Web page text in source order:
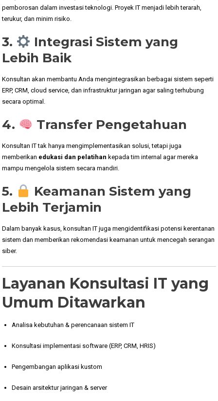
pemborosan dalam investasi teknologi. Proyek IT menjadi lebih terarah,
terukur, dan minim risiko.
3.
Integrasi Sistem yang
Lebih Baik
Konsultan akan membantu Anda mengintegrasikan berbagai sistem seperti
ERP, CRM, cloud service, dan infrastruktur jaringan agar saling terhubung
secara optimal.
4. Transfer Pengetahuan
Konsultan IT tak hanya mengimplementasikan solusi, tetapi juga
memberikan edukasi dan pelatihan kepada tim internal agar mereka
mampu mengelola sistem secara mandiri.
5.
Keamanan Sistem yang
Lebih Terjamin
Dalam banyak kasus, konsultan IT juga mengidentifikasi potensi kerentanan
sistem dan memberikan rekomendasi keamanan untuk mencegah serangan
siber.
Layanan Konsultasi IT yang
Umum Ditawarkan
Analisa kebutuhan & perencanaan sistem IT
Konsultasi implementasi software (ERP, CRM, HRIS)
Pengembangan aplikasi kustom
Desain arsitektur jaringan & server